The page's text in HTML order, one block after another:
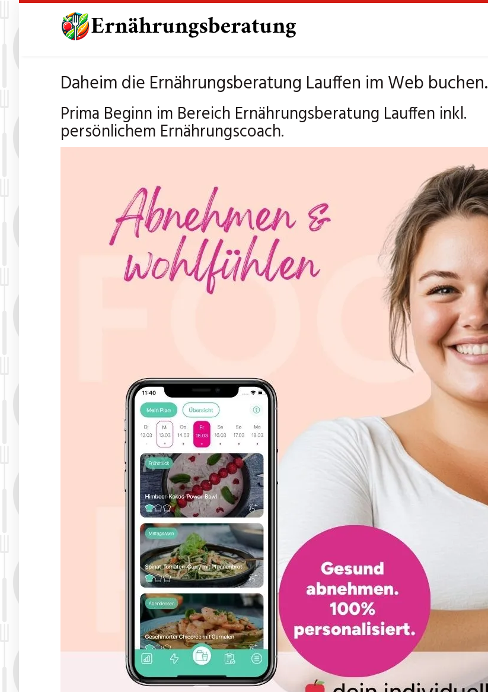
Daheim die Ernährungsberatung Lauffen im Web buchen.
Prima Beginn im Bereich Ernährungsberatung Lauffen inkl.
persönlichem Ernährungscoach.